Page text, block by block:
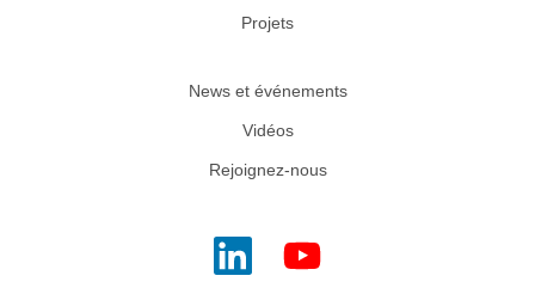
Projets
News et événements
Vidéos
Rejoignez-nous